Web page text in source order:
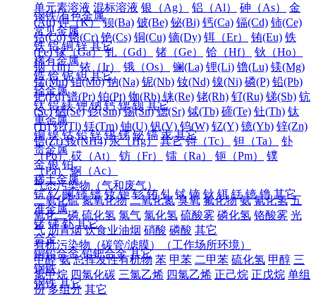
单元素溶液 混标溶液 银（Ag） 铝（Al） 砷（As）
金
(Au) 钾（K） 钡(Ba) 铍(Be) 铋(Bi) 钙(Ca) 镉(Cd) 铈(Ce)
钴(Co) 铬(Cr) 铯(Cs) 铜(Cu) 镝(Dy) 铒（Er） 铕(Eu) 铁
(Fe) 镓（Ga） 钆（Gd） 锗（Ge） 铪（Hf）
钬（Ho）
铟（In） 铱（Ir） 锇（Os） 镧(La) 锂(Li) 镥(Lu) 镁(Mg)
锰(Mn) 钼(Mo) 钠(Na) 铌(Nb) 钕(Nd) 镍(Ni) 磷(P) 铅(Pb)
钯(Pd) 镨(Pr) 铂(Pt) 铷(Rb) 铼(Re) 铑(Rh) 钌(Ru) 锑(Sb) 钪
(Sc) 硒(Se) 钐(Sm) 锡(Sn) 锶(Sr) 铽(Tb) 碲(Te) 钍(Th) 钛
(Ti) 铊(Tl) 铥(Tm) 铀(U) 钒(V) 钨(W) 钇(Y) 镱(Yb) 锌(Zn)
锆(Zr) 铵(NH4) 汞（Hg） 其它 锝（Tc） 钽（Ta）
钋
（Po） 砹（At） 钫（Fr） 镭（Ra） 钷（Pm）
镤
（Pa） 锕（Ac）
气态污染物（气和废气）
二氧化硫 氮氧化物 二氧化氮 臭氧 氟化物 氨 氰化氢 五
氧化二磷 硫化氢 氯气 氯化氢 硫酸雾 磷化氢 铬酸雾 光
气 沥青烟 饮食业油烟 硝酸 磷酸 其它
有机污染物（碳管/滤膜）（工作场所环境）
甲醛 氨 总挥发性有机物 苯 甲苯 二甲苯 硫化氢 甲醇 三
氯甲烷 四氯化碳 三氯乙烯 四氯乙烯 正己烷 正戊烷 单组
份 多组分 其它
钢铁/有色金属
常见金属
铁 铝 铜 锌 其它
稀有金属
锆 铪 铌 钽 其它
轻金属
钛 铝 镁 钾 钠 钙 锶 钡 其它
重金属
铜 镍 钴 铅 锌 锡 锑 铋 镉 汞 其它
贵金属
金 银 铂
稀土金属
钪 钇 镧 铈 镨 钕 钷 钐 铕 钆 铽 镝 钬 铒 铥 镱 镥 其它
准金属
锗 锑 钋 其它
合金
铜铅合金 铅钯合金 其它
钢铁
钢铁 其它